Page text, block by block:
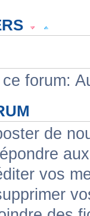
fermé dans lequel j'ai posté
Sujet non lu fermé dans
lue fermée dans laquelle
Annonce non lue fermée
forum:
de
vos